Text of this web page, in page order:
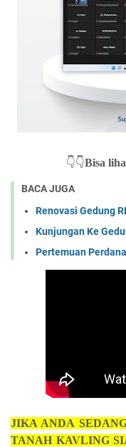
👇👇Bisa
BACA JUGA
Renovasi Gedung
Kunjungan Ke
Pertemuan
JIKA ANDA
TANAH KAVLING